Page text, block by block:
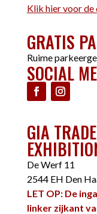
Klik hier voor de
GRATIS
Ruime
SOCIAL
GIA
De Werf 11
2544 EH Den
LET OP: De
linker zijkant